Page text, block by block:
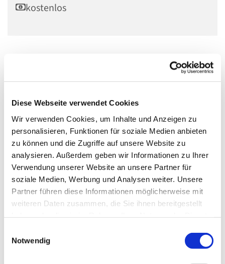
Diese Webseite verwendet Cookies
Wir verwenden Cookies, um Inhalte und Anzeigen zu
personalisieren, Funktionen für soziale Medien anbieten
zu können und die Zugriffe auf unsere Website zu
analysieren. Außerdem geben wir Informationen zu Ihrer
Verwendung unserer Website an unsere Partner für
soziale Medien, Werbung und Analysen weiter. Unsere
Partner führen diese Informationen möglicherweise mit
weiteren Daten zusammen, die Sie ihnen bereitgestellt
Notwendig
kostenlos
Das Ukulelenensemble für Jugendliche ab 12 Jahren.
Wir proben jeden Mittwoch außer in den Schulferien und
Voraussetzung: Teilnahme an einem Ukulelencrashkurs
Das Angebot ist kostenlos und offen für alle Jugendlichen
ab 12 Jahren - unabhängig von Konfession, Herkunft
oder Geschlecht